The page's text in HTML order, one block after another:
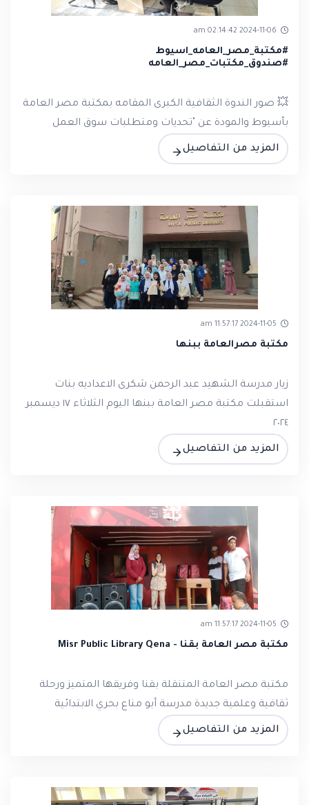
2024-11-06 02:14:42 am
#مكتبة_مصر_العامه_اسيوط
#صندوق_مكتبات_مصر_العامه
💥 صور الندوة الثقافية الكبرى المقامه بمكتبة مصر العامة
بأسيوط والمودة عن "تحديات ومتطلبات سوق العمل
المزيد من التفاصيل
2024-11-05 11:57:17 am
مكتبة مصرالعامة ببنها‏
زيار مدرسة الشهيد عبد الرحمن شكرى الاعداديه بنات
استقبلت مكتبة مصر العامة ببنها اليوم الثلاثاء ١٧ ديسمبر
٢٠٢٤
المزيد من التفاصيل
2024-11-05 11:57:17 am
مكتبة مصر العامة بقنا - Misr Public Library Qena
مكتبة مصر العامة المتنقلة بقنا وفريقها المتميز ورحلة
ثقافية وعلمية جديدة مدرسة أبو مناع بحري الابتدائية
المزيد من التفاصيل